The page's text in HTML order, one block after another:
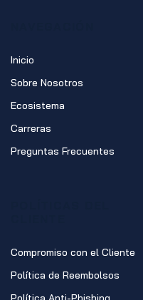
Inicio
Sobre Nosotros
Ecosistema
Carreras
Preguntas Frecuentes
Compromiso con el Cliente
Política de Reembolsos